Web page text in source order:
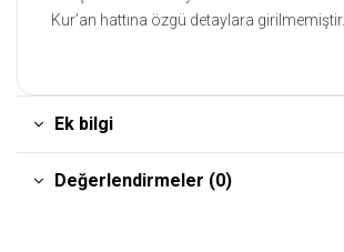
Kur’an hattına özgü detaylara girilmemiştir.
Ek bilgi
Değerlendirmeler (0)